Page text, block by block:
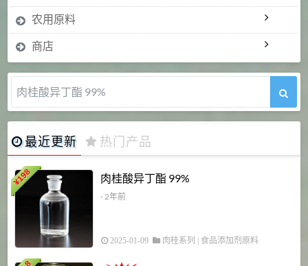
农用原料
商店
肉桂醛 99%
最近更新 热门产品
¥
198 肉桂酸异丁酯 99%
- 2年前
2025-01-09 肉桂系列 食品添加剂原料